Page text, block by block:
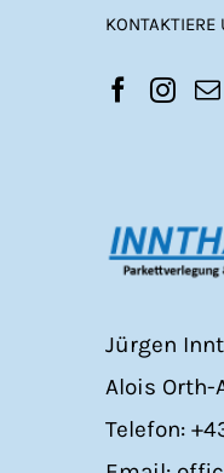
KONTAKTIERE
Jürgen
Alois Orth-
Telefon: